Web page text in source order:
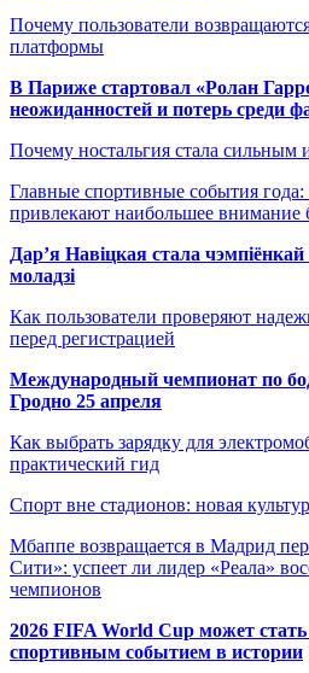
Почему пользователи
платформы
В Париже стартовал «Ролан
неожиданностей и потерь среди
Почему ностальгия стала сильным
Главные спортивные события
привлекают наибольшее внимание
Дар’я Навіцкая стала
моладзі
Как пользователи проверяют
перед регистрацией
Международный чемпионат по
Гродно 25 апреля
Как выбрать зарядку для
практический гид
Спорт вне стадионов: новая
Мбаппе возвращается в Мадрид
Сити»: успеет ли лидер «Реала»
чемпионов
2026 FIFA World Cup может
спортивным событием в истории